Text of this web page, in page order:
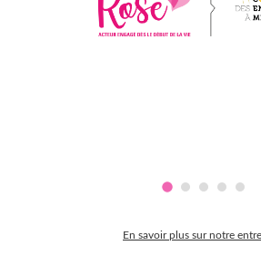
En savoir plus sur notre